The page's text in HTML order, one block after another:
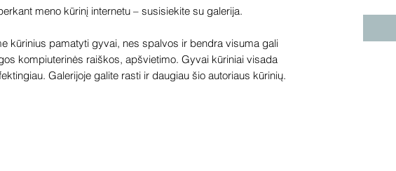
meno kūrinį internetu – susisiekite su galerija.
kūrinius pamatyti gyvai, nes spalvos ir bendra visuma gali
kompiuterinės raiškos, apšvietimo. Gyvai kūriniai visada
Galerijoje galite rasti ir daugiau šio autoriaus kūrinių.